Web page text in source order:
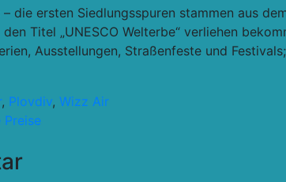
die ersten Siedlungsspuren stammen aus
Titel „UNESCO Welterbe“ verliehen
Ausstellungen, Straßenfeste und
, Plovdiv, Wizz Air
Preise